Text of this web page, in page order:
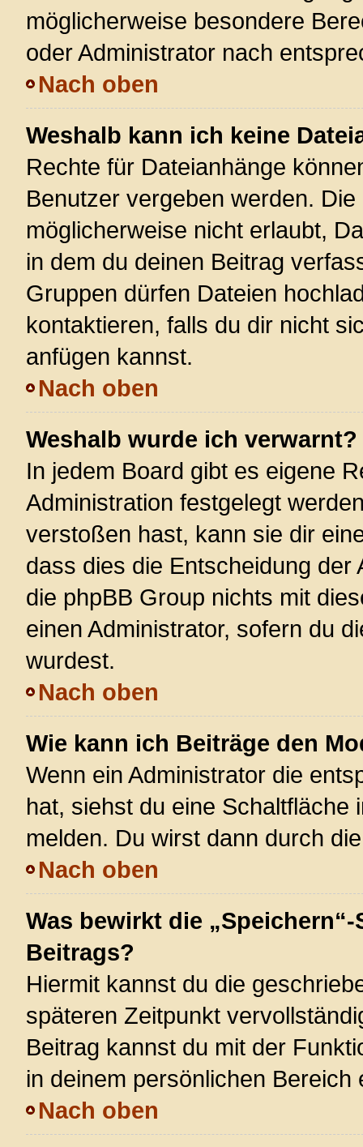
möglicherweise besondere
oder Administrator nach
Nach oben
Weshalb kann ich keine
Rechte für Dateianhänge
Benutzer vergeben werden.
möglicherweise nicht erlaubt,
in dem du deinen Beitrag
Gruppen dürfen Dateien
kontaktieren, falls du dir nicht
anfügen kannst.
Nach oben
Weshalb wurde ich verwarnt?
In jedem Board gibt es eigene
Administration festgelegt
verstoßen hast, kann sie dir
dass dies die Entscheidung
die phpBB Group nichts mit
einen Administrator, sofern du
wurdest.
Nach oben
Wie kann ich Beiträge den
Wenn ein Administrator die
hat, siehst du eine
melden. Du wirst dann durch
Nach oben
Was bewirkt die
Beitrags?
Hiermit kannst du die
späteren Zeitpunkt
Beitrag kannst du mit der
in deinem persönlichen Bereich
Nach oben